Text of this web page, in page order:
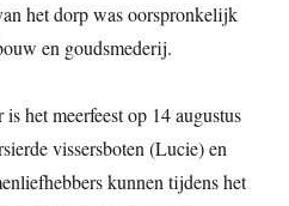
het dorp was oorspronkelijk
en goudsmederij.
het meerfeest op 14 augustus
vissersboten (Lucie) en
kunnen tijdens het